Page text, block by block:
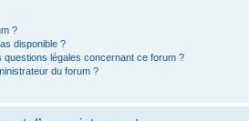
?
disponible ?
légales concernant ce forum ?
du forum ?